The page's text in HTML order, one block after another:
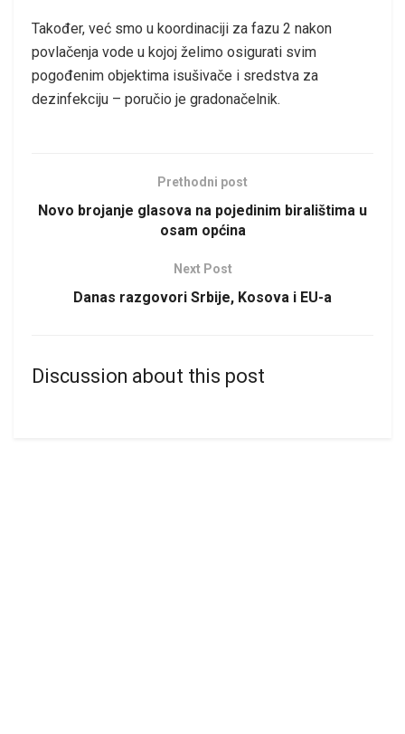
Također, već smo u koordinaciji za fazu 2 nakon
povlačenja vode u kojoj želimo osigurati svim
pogođenim objektima isušivače i sredstva za
dezinfekciju – poručio je gradonačelnik.
Prethodni post
Novo brojanje glasova na pojedinim biralištima u
osam općina
Next Post
Danas razgovori Srbije, Kosova i EU-a
Discussion about this post